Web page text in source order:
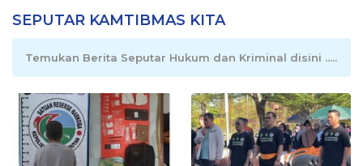
SEPUTAR KAMTIBMAS KITA
Temukan Berita Seputar Hukum dan Kriminal disini .....